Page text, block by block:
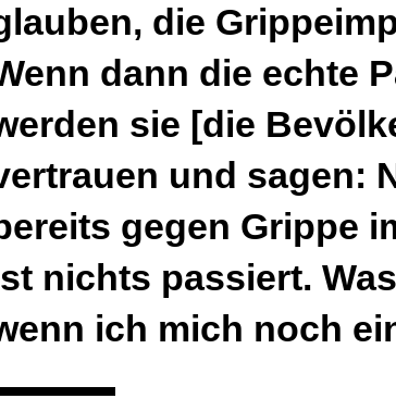
die
dann die echte
sie [die
und sagen:
gegen Grippe
nichts passiert.
ich mich noch